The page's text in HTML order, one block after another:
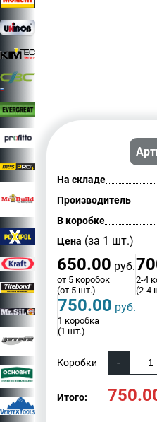
На складе
Производитель
В коробке
Цена (за 1 шт.)
650.00 руб.
от 5 коробок
(от 5 шт.)
2-4
(2-4
750.00 руб.
1 коробка
(1 шт.)
Коробки
Итого: